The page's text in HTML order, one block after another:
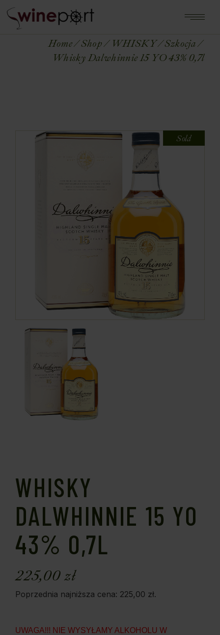
Home Shop WHISKY
Szkocja
Whisky Dalwhinnie 15 YO 43% 0,7l
Sold
WHISKY
DALWHINNIE 15 YO
43% 0,7L
225,00zł
Poprzednia najniższa cena: 225,00 zł.
UWAGA!!! NIE WYSYŁAMY ALKOHOLU W